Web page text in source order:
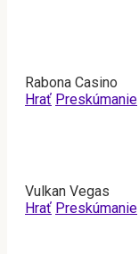
Rabona Casino
Hrať Preskúmanie
Vulkan Vegas
Hrať Preskúmanie